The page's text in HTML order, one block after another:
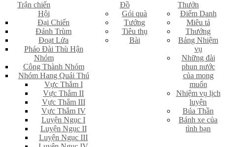
Trận chiến
Hội
Đại Chiến
Đánh Trùm
Đoạt Lửa
Pháo Đài Thù Hận
Nhóm
Công Thành Nhóm
Nhóm Hang Quái Thú
Vực Thẳm I
Vực Thẳm II
Vực Thẳm III
Vực Thẳm IV
Luyện Ngục I
Luyện Ngục II
Luyện Ngục III
Đồ
Gói quà
Tướng
Tiêu thụ
Bài
Thưởn
Điểm Danh
Miêu tả
Thưởng
Bảng Nhiệm
vụ
Những đài
phun nước
của mong
muốn
Nhiệm vụ lịch
luyện
Búa Thần
Bánh xe của
tình bạn